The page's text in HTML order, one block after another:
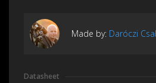
Made by: Daróczi
Datasheet